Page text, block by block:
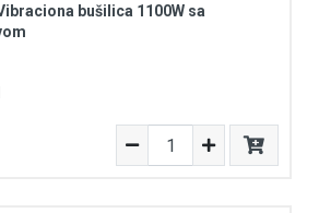
bušilica 1100W sa